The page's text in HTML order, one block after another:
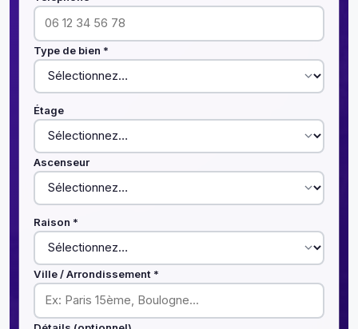
Type de bien *
Étage
Ascenseur
Raison *
Ville / Arrondissement *